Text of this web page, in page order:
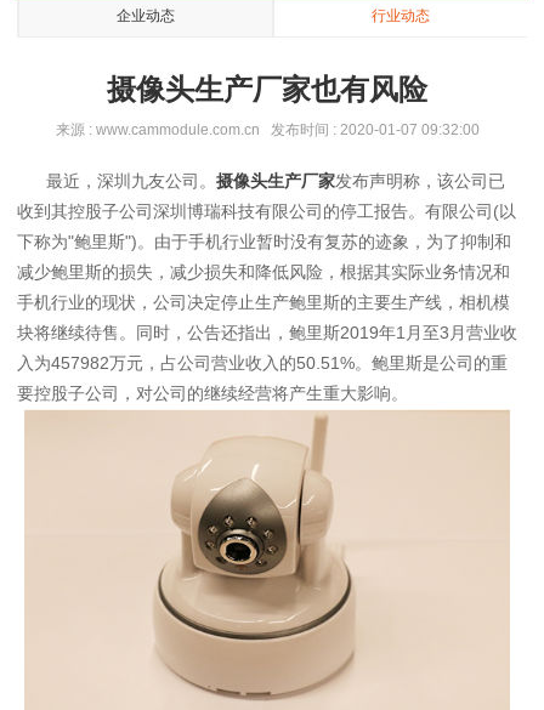
企业动态 行业动态
摄像头生产厂家也有风险
来源 : www.cammodule.com.cn 发布时间 : 2020-01-07 09:32:00
最近，深圳九友公司。 摄像头生产厂家发布声明称，该公司已
收到其控股子公司深圳博瑞科技有限公司的停工报告。有限公司(以
下称为"鲍里斯")。由于手机行业暂时没有复苏的迹象，为了抑制和
减少鲍里斯的损失，减少损失和降低风险，根据其实际业务情况和
手机行业的现状，公司决定停止生产鲍里斯的主要生产线，相机模
块将继续待售。同时，公告还指出，鲍里斯2019年1月至3月营业收
入为457982万元，占公司营业收入的50.51%。鲍里斯是公司的重
要控股子公司，对公司的继续经营将产生重大影响。